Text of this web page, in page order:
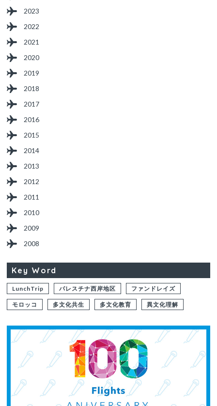
2023
2022
2021
2020
2019
2018
2017
2016
2015
2014
2013
2012
2011
2010
2009
2008
Key Word
LunchTrip パレスチナ西岸地区 ファンドレイズ
モロッコ 多文化共生 多文化教育 異文化理解